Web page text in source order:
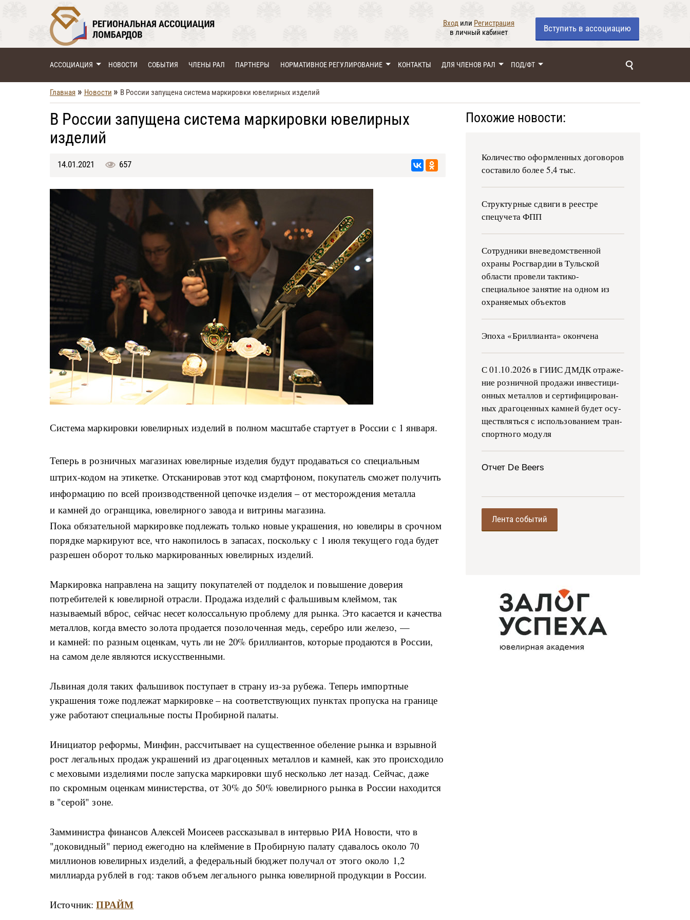
Вход или Регистрация
в личный кабинет
Вступить в ассоциацию
АССОЦИАЦИЯ НОВОСТИ СОБЫТИЯ ЧЛЕНЫ РАЛ ПАРТНЕРЫ НОРМАТИВНОЕ РЕГУЛИРОВАНИЕ КОНТАКТЫ ДЛЯ ЧЛЕНОВ РАЛ ПОД/ФТ
Главная » Новости » В России запущена система маркировки ювелирных изделий
В России запущена система маркировки ювелирных
изделий
14.01.2021 657
Система маркировки ювелирных изделий в полном масштабе стартует в России с 1 января.
Теперь в розничных магазинах ювелирные изделия будут продаваться со специальным
штрих-кодом на этикетке. Отсканировав этот код смартфоном, покупатель сможет получить
информацию по всей производственной цепочке изделия – от месторождения металла
и камней до огранщика, ювелирного завода и витрины магазина.
Пока обязательной маркировке подлежать только новые украшения, но ювелиры в срочном
порядке маркируют все, что накопилось в запасах, поскольку с 1 июля текущего года будет
разрешен оборот только маркированных ювелирных изделий.
Маркировка направлена на защиту покупателей от подделок и повышение доверия
потребителей к ювелирной отрасли. Продажа изделий с фальшивым клеймом, так
называемый вброс, сейчас несет колоссальную проблему для рынка. Это касается и качества
металлов, когда вместо золота продается позолоченная медь, серебро или железо, —
и камней: по разным оценкам, чуть ли не 20% бриллиантов, которые продаются в России,
на самом деле являются искусственными.
Львиная доля таких фальшивок поступает в страну из-за рубежа. Теперь импортные
украшения тоже подлежат маркировке – на соответствующих пунктах пропуска на границе
уже работают специальные посты Пробирной палаты.
Инициатор реформы, Минфин, рассчитывает на существенное обеление рынка и взрывной
рост легальных продаж украшений из драгоценных металлов и камней, как это происходило
с меховыми изделиями после запуска маркировки шуб несколько лет назад. Сейчас, даже
по скромным оценкам министерства, от 30% до 50% ювелирного рынка в России находится
в "серой" зоне.
Замминистра финансов Алексей Моисеев рассказывал в интервью РИА Новости, что в
"доковидный" период ежегодно на клеймение в Пробирную палату сдавалось около 70
миллионов ювелирных изделий, а федеральный бюджет получал от этого около 1,2
миллиарда рублей в год: таков объем легального рынка ювелирной продукции в России.
Источник:ПРАЙМ
Похожие новости:
Количество оформленных договоров
составило более 5,4 тыс.
Структурные сдвиги в реестре
спецучета ФПП
Сотрудники вневедомственной
охраны Росгвардии в Тульской
области провели тактико-
специальное занятие на одном из
охраняемых объектов
Эпоха «Бриллианта» окончена
С 01.10.2026 в ГИИС ДМДК от­ра­же­
ние роз­ни­ч­ной про­да­жи ин­ве­сти­ци­
он­ных ме­тал­лов и сер­ти­фи­ци­ро­ван­
ных дра­го­цен­ных ка­м­ней бу­дет осу­
ще­ств­лять­ся с ис­поль­зо­ва­ни­ем тран­
с­пор­т­но­го мо­ду­ля
Отчет De Beers
Лента событий